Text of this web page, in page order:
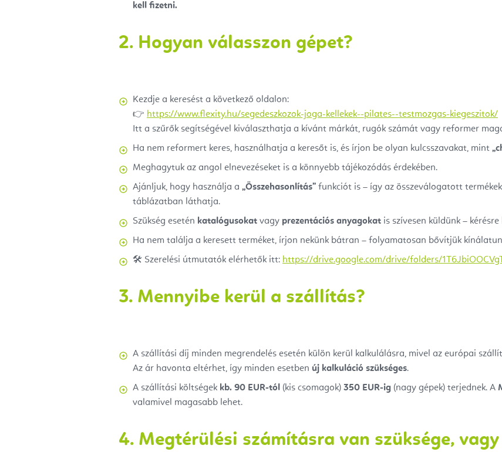
kell fizetni.
2. Hogyan válasszon gépet?
Kezdje a keresést a következő oldalon:
👉 https://www.flexity.hu/segedeszkozok-joga-kellekek--pilates--testmozgas-kiegeszitok/
Itt a szűrők segítségével kiválaszthatja a kívánt márkát, rugók számát vagy reformer
Ha nem reformert keres, használhatja a keresőt is, és írjon be olyan kulcsszavakat, mint
Meghagytuk az angol elnevezéseket is a könnyebb tájékozódás érdekében.
Ajánljuk, hogy használja a „Összehasonlítás” funkciót is – így az összeválogatott
táblázatban láthatja.
Szükség esetén katalógusokat vagy prezentációs anyagokat is szívesen küldünk –
Ha nem találja a keresett terméket, írjon nekünk bátran – folyamatosan bővítjük
🛠 Szerelési útmutatók elérhetők itt: https://drive.google.com/drive/folders/
3. Mennyibe kerül a szállítás?
A szállítási díj minden megrendelés esetén külön kerül kalkulálásra, mivel az európai
Az ár havonta eltérhet, így minden esetben új kalkuláció szükséges.
A szállítási költségek kb. 90 EUR-tól (kis csomagok) 350 EUR-ig (nagy gépek) terjednek. A
valamivel magasabb lehet.
4. Megtérülési számításra van szüksége,